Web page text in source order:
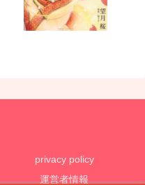
privacy policy
運営者情報